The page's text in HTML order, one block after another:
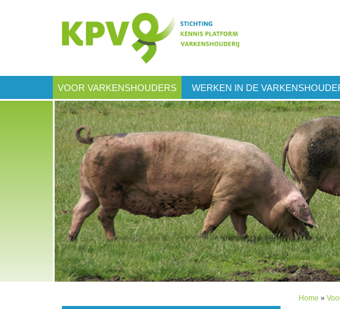
VOOR VARKENSHOUDERS WERKEN IN DE
Home »